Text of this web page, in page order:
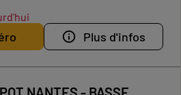
Plus d'infos